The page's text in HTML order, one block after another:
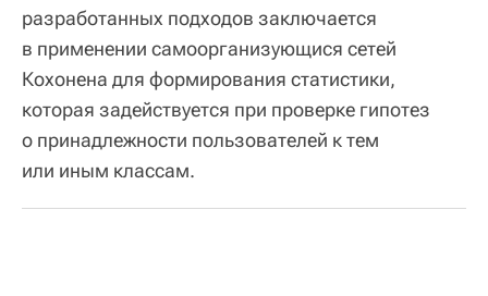
разработанных подходов заключается
в применении самоорганизующися сетей
Кохонена для формирования статистики,
которая задействуется при проверке гипотез
о принадлежности пользователей к тем
или иным классам.